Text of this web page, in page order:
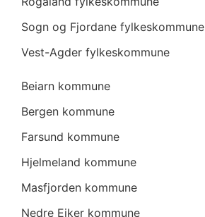
Sogn og Fjordane fylkeskommune
Vest-Agder fylkeskommune
Beiarn kommune
Bergen kommune
Farsund kommune
Hjelmeland kommune
Masfjorden kommune
Nedre Eiker kommune